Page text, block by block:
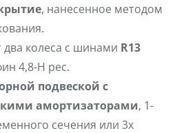
, нанесенное методом
колеса с шинами R13
4,8-Н рес.
подвеской с
амортизаторами, 1-
сечения или 3х